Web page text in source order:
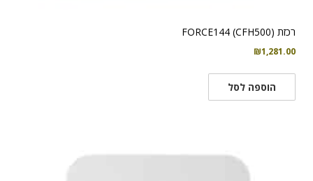
רכזת FORCE144 (CFH500)
₪1,281.00
הוספה לסל